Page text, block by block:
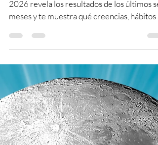
La Luna Llena en Sagitario del 31 de mayo
2026 revela los resultados de los últimos
meses y te muestra qué creencias, hábitos y
para crecer, encontrar dirección y construir
un futuro más alineado con tu propósito. 🌕
Luna Llena en Sagitario 31 de mayo de
· 4:45 AM AST · 9°56’ Hay momentos en la
vida en los que haces todo lo que se supone
que hagas: Trabajas, estudias, cumples